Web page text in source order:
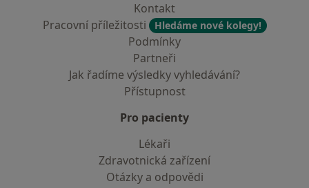
Kontakt
Pracovní příležitosti
Hledáme nové kolegy!
Podmínky
Partneři
Jak řadíme výsledky vyhledávání?
Přístupnost
Pro pacienty
Lékaři
Zdravotnická zařízení
Otázky a odpovědi